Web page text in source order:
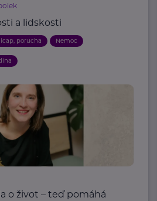
a lidskosti
porucha Nemoc
o život – teď pomáhá